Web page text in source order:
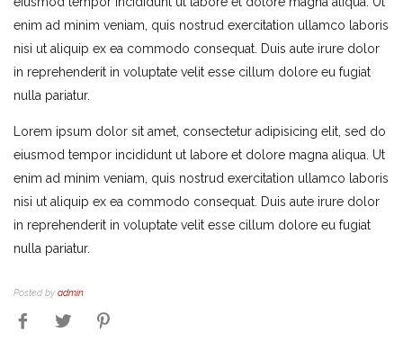
enim ad minim veniam, quis nostrud exercitation ullamco laboris
nisi ut aliquip ex ea commodo consequat. Duis aute irure dolor
in reprehenderit in voluptate velit esse cillum dolore eu fugiat
nulla pariatur.
Lorem ipsum dolor sit amet, consectetur adipisicing elit, sed do
eiusmod tempor incididunt ut labore et dolore magna aliqua. Ut
enim ad minim veniam, quis nostrud exercitation ullamco laboris
nisi ut aliquip ex ea commodo consequat. Duis aute irure dolor
in reprehenderit in voluptate velit esse cillum dolore eu fugiat
nulla pariatur.
Posted by admin